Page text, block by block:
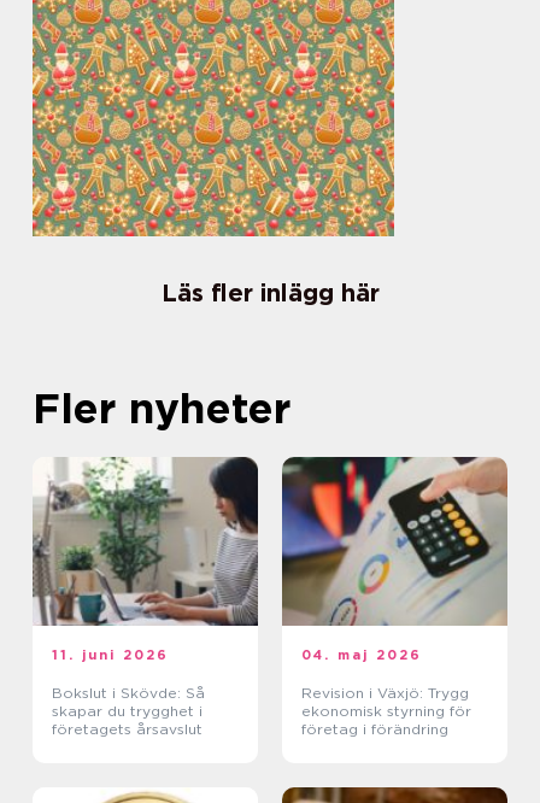
Läs fler inlägg här
Fler nyheter
11. juni 2026
Bokslut i Skövde: Så
skapar du trygghet i
företagets årsavslut
04. maj 2026
Revision i Växjö: Trygg
ekonomisk styrning för
företag i förändring